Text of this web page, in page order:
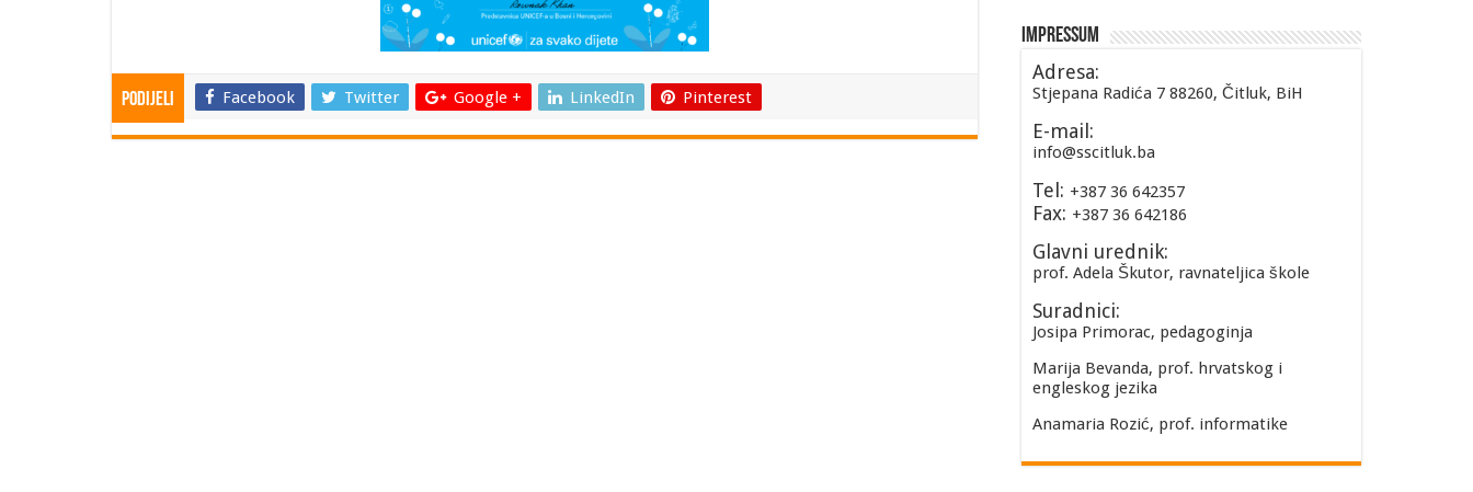
Podijeli Facebook Twitter Google + LinkedIn Pinterest
Impressum
Adresa:
Stjepana Radića 7 88260, Čitluk, BiH
E-mail:
info@sscitluk.ba
Tel: +387 36 642357
Fax: +387 36 642186
Glavni urednik:
prof. Adela Škutor, ravnateljica škole
Suradnici:
Josipa Primorac, pedagoginja
Marija Bevanda, prof. hrvatskog i
engleskog jezika
Anamaria Rozić, prof. informatike